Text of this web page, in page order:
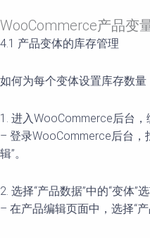
WooCommerce产品变
4.1 产品变体的库存管理
如何为每个变体设置库存数量
1. 进入WooCommerce后台，
– 登录WooCommerce后台，
辑”。
2. 选择“产品数据”中的“变体”
– 在产品编辑页面中，选择“产